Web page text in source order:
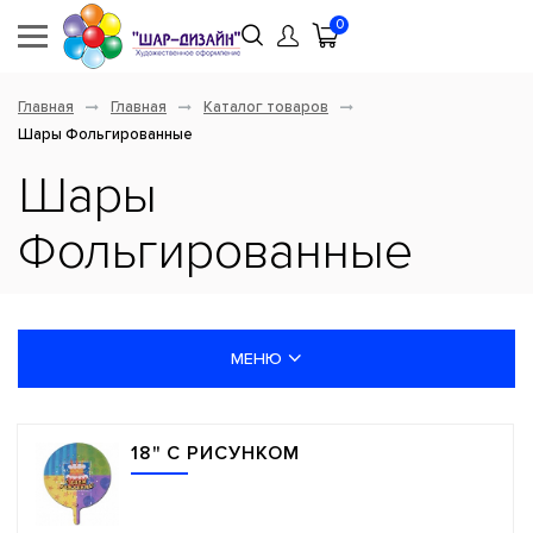
0
Главная Главная
Каталог товаров
Шары Фольгированные
Шары
Фольгированные
МЕНЮ
ШАРЫ ЛАТЕКСНЫЕ
18" С РИСУНКОМ